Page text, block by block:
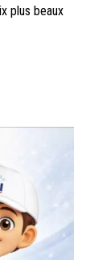
plus beaux